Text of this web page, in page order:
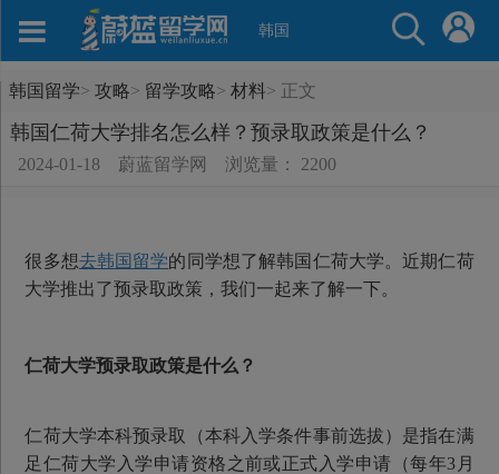
韩国
韩国留学> 攻略> 留学攻略> 材料> 正文
韩国仁荷大学排名怎么样？预录取政策是什么？
2024-01-18 蔚蓝留学网 浏览量： 2200
很多想去韩国留学的同学想了解韩国仁荷大学。近期仁荷
大学推出了预录取政策，我们一起来了解一下。
仁荷大学预录取政策是什么？
仁荷大学本科预录取（本科入学条件事前选拔）是指在满
足仁荷大学入学申请资格之前或正式入学申请（每年3月